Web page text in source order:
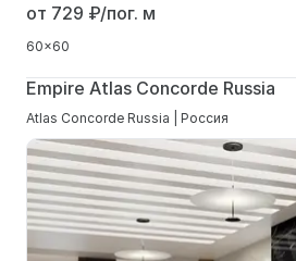
от 729 ₽/пог. м
60x60
Empire Atlas Concorde Russia
Atlas Concorde Russia | Россия